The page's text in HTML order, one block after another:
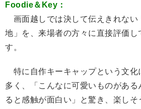
Foodie＆Key：
画面越しでは決して伝えきれない
地」を、来場者の方々に直接評価し
す。
特に自作キーキャップという文化
多く、「こんなに可愛いものがある
ると感触が面白い」と驚き、楽しそ